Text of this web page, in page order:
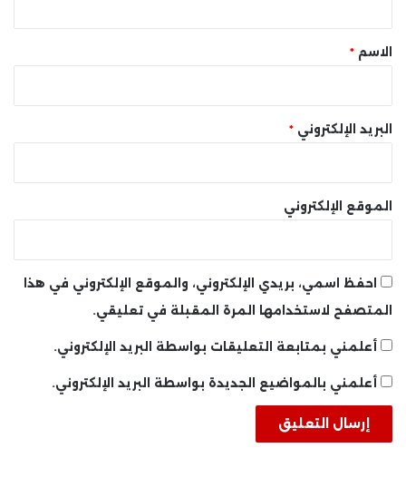
* الاسم *
البريد الإلكتروني *
الموقع الإلكتروني
احفظ اسمي، بريدي الإلكتروني، والموقع الإلكتروني في هذا
المتصفح لاستخدامها المرة المقبلة في تعليقي.
أعلمني بمتابعة التعليقات بواسطة البريد الإلكتروني.
أعلمني بالمواضيع الجديدة بواسطة البريد الإلكتروني.